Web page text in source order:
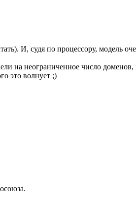
И, судя по процессору, модель
на неограниченное число
это волнует ;)